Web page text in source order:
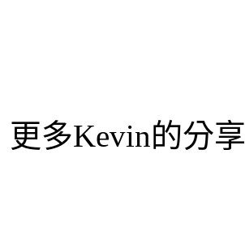
更多Kevin的分享